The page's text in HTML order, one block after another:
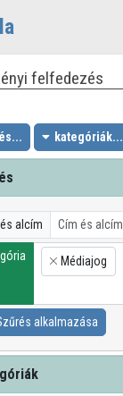
felfedezés
kategóriák...
alcím
×
Médiajog
alkalmazása